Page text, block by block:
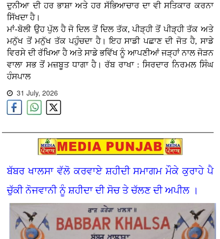
ਦੁਨੀਆ ਦੀ ਹਰ ਭਾਸ਼ਾ ਅਤੇ ਹਰ ਸੱਭਿਆਚਾਰ ਦਾ ਵੀ ਸਤਿਕਾਰ ਕਰਨਾ
ਸਿੱਖਦਾ ਹੈ।
ਮਾਂ-ਬੋਲੀ ਉਹ ਪੁੱਲ ਹੈ ਜੋ ਦਿਲ ਤੋਂ ਦਿਲ ਤੱਕ, ਪੀੜ੍ਹੀ ਤੋਂ ਪੀੜ੍ਹੀ ਤੱਕ ਅਤੇ
ਮਨੁੱਖ ਤੋਂ ਮਨੁੱਖ ਤੱਕ ਪਹੁੰਚਦਾ ਹੈ। ਇਹ ਸਾਡੀ ਪਛਾਣ ਦੀ ਜੋਤ ਹੈ, ਸਾਡੇ
ਵਿਰਸੇ ਦੀ ਰੱਖਿਆ ਹੈ ਅਤੇ ਸਾਡੇ ਭਵਿੱਖ ਨੂੰ ਆਪਣੀਆਂ ਜੜ੍ਹਾਂ ਨਾਲ ਜੋੜਨ
ਵਾਲਾ ਸਭ ਤੋਂ ਮਜ਼ਬੂਤ ਧਾਗਾ ਹੈ। ਰੱਬ ਰਾਖਾ : ਸਿਰਦਾਰ ਨਿਰਮਲ ਸਿੰਘ
ਹੰਸਪਾਲ
31 July, 2026
ਬੱਬਰ ਖਾਲਸਾ ਵੱਲੋ ਕਰਵਾਏ ਸ਼ਹੀਦੀ ਸਮਾਗਮ ਮੌਕੇ ਕੁਰਾਹੇ ਪੈ
ਚੁੱਕੀ ਨੋਜਵਾਨੀ ਨੂੰ ਸ਼ਹੀਦਾ ਦੀ ਸੋਚ ਤੇ ਚੱਲਣ ਦੀ ਅਪੀਲ ।